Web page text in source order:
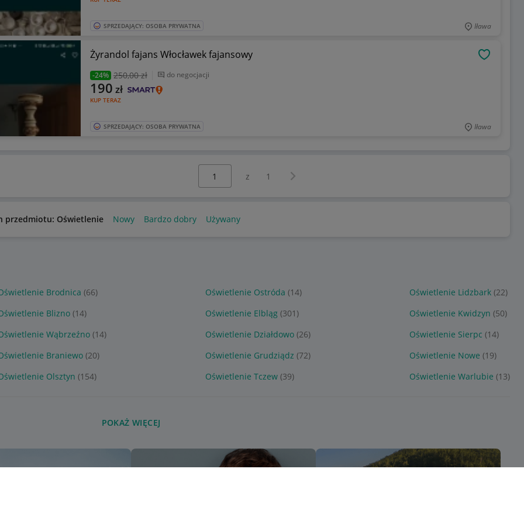
SPRZEDAJĄCY: OSOBA PRYWATNA Iława
Żyrandol fajans Włocławek fajansowy
-24% 250,00 zł do negocjacji
KUP TERAZ
190 zł
SPRZEDAJĄCY: OSOBA PRYWATNA Iława
z 1 Następna strona
przedmiotu: Oświetlenie Nowy Bardzo dobry Używany
Brodnica (66) Oświetlenie Ostróda (14) Oświetlenie Lidzbark (22)
Blizno (14) Oświetlenie Elbląg (301) Oświetlenie Kwidzyn (50)
Wąbrzeźno (14) Oświetlenie Działdowo (26) Oświetlenie Sierpc (14)
Braniewo (20) Oświetlenie Grudziądz (72) Oświetlenie Nowe (19)
Olsztyn (154) Oświetlenie Tczew (39) Oświetlenie Warlubie (13)
POKAŻ WIĘCEJ